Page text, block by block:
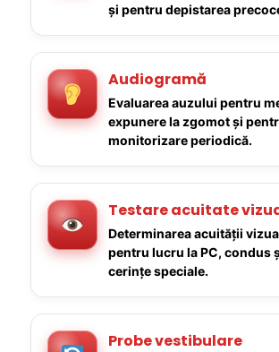
și pentru depistarea
Audiogramă
Evaluarea auzului pentru
expunere la zgomot și
monitorizare periodică.
Testare acuitate
Determinarea acuității
pentru lucru la PC, condus
cerințe speciale.
Probe vestibulare